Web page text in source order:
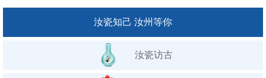
汝瓷知己 汝州等你
汝瓷访古